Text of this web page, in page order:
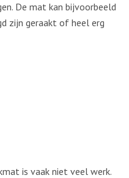
De mat kan bijvoorbeeld
zijn geraakt of heel erg
is vaak niet veel werk.